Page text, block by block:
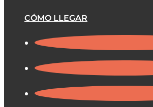
CÓMO LLEGAR